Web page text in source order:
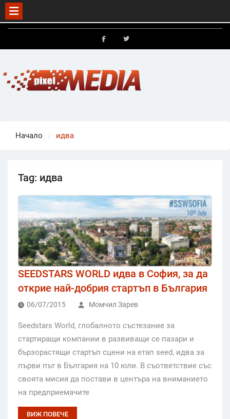
Skip
Начало идва
Tag: идва
SEEDSTARS WORLD идва в София, за да
открие най-добрия стартъп в България
06/07/2015 Момчил Зарев
Seedstars World, глобалното състезание за
стартиращи компании в развиващи се пазари и
бързорастящи стартъп сцени на етап seed, идва за
първи път в България на 10 юли. В съответствие със
своята мисия да постави в центъра на вниманието
на предприемачите
ВИЖ ПОВЕЧЕ